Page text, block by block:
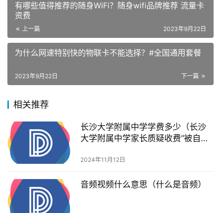
有哪些值得推荐的随身WiFi？随身wifi品牌推荐 流量卡
资费
上一篇 2023年9月22日
为什么网速特别快的物联卡不能选择？#全国通用套餐
下一篇
2023年9月22日
相关推荐
长沙大学附属中学学费多少（长沙
大学附属中学家长质疑收费“被自愿”
2024年11月12日
音频视频什么意思（什么是音频）